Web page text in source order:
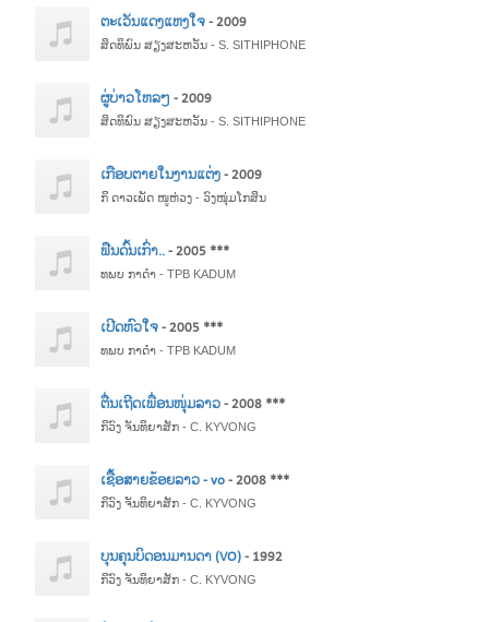
ຕະເວັນແດງແຫງໃຈ- 2009
ສິດທິພົນ ສຽງສະຫວັນ - S. SITHIPHONE
ຜູ່ບ່າວໂຫລໆ- 2009
ສິດທິພົນ ສຽງສະຫວັນ - S. SITHIPHONE
ເກືອບຕາຍໃນງານແຕ່ງ- 2009
ກິ ດາວເພັດ ໜູຫ່ວງ - ວົງໜຸ່ມໂກສິນ
ຟືນດົ້ນເກົ່າ..- 2005 ***
ທພບ ກາດຳ - TPB KADUM
ເປີດຫົວໃຈ- 2005 ***
ທພບ ກາດຳ - TPB KADUM
ຕື່ນເຖີດເພື່ອນໜຸ່ມລາວ- 2008 ***
ກິວົງ ຈັນທິຍາສັກ - C. KYVONG
ເຊື້ອສາຍຂ້ອຍລາວ - vo- 2008 ***
ກິວົງ ຈັນທິຍາສັກ - C. KYVONG
ບຸນຄຸນບິດອນມານດາ (VO)- 1992
ກິວົງ ຈັນທິຍາສັກ - C. KYVONG